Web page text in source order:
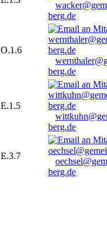
berg.de
O.1.6
berg.de
E.1.5
berg.de
E.3.7
berg.de